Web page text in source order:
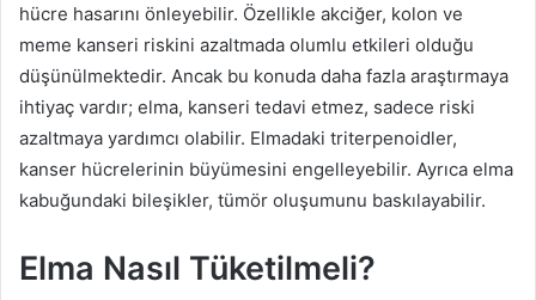
hücre hasarını önleyebilir. Özellikle akciğer, kolon ve
meme kanseri riskini azaltmada olumlu etkileri olduğu
düşünülmektedir. Ancak bu konuda daha fazla araştırmaya
ihtiyaç vardır; elma, kanseri tedavi etmez, sadece riski
azaltmaya yardımcı olabilir. Elmadaki triterpenoidler,
kanser hücrelerinin büyümesini engelleyebilir. Ayrıca elma
kabuğundaki bileşikler, tümör oluşumunu baskılayabilir.
Elma Nasıl Tüketilmeli?